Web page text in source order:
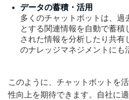
データの蓄積・活用
多くのチャットボットは、過
とする関連情報を自動で蓄積
された情報を分析したり共有
のナレッジマネジメントにも
このように、チャットボットを
性向上を期待できます。自社に